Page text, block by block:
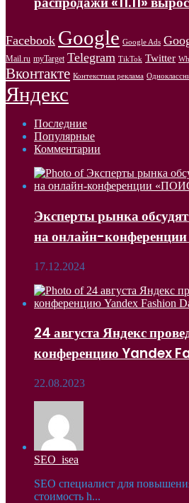
Facebook Google Google Ads
Mail.ru myTarget Telegram TikTok Twitter
Вконтакте Контекстная реклама
Яндекс
Последние
Популярные
Комментарии
Эксперты рынка
на онлайн-
17.12.2024
24 августа Яндекс
конференцию Yandex
22.08.2023
SEO_isea
SEO специалист для
стоимость h...